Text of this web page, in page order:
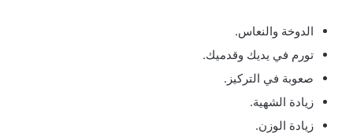
الدوخة والنعاس.
تورم في يديك وقدميك.
صعوبة في التركيز.
زيادة الشهية.
زيادة الوزن.